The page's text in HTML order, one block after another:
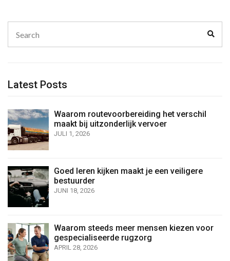
for:
Latest Posts
Waarom routevoorbereiding het verschil
maakt bij uitzonderlijk vervoer
JULI 1, 2026
Goed leren kijken maakt je een veiligere
bestuurder
JUNI 18, 2026
Waarom steeds meer mensen kiezen voor
gespecialiseerde rugzorg
APRIL 28, 2026